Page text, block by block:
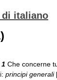
di italiano
1 Che concerne
principi generali |